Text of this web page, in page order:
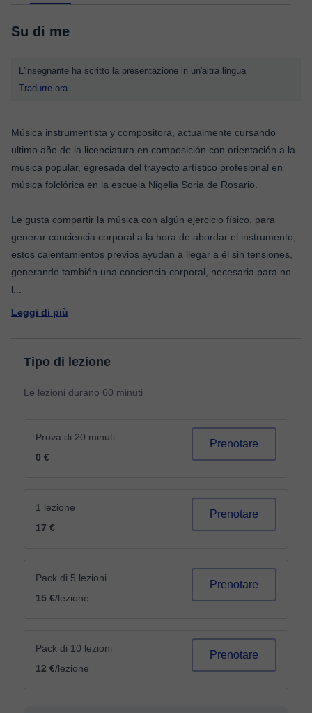
Su di me
L'insegnante ha scritto la presentazione in un'altra lingua
Tradurre ora
Música instrumentista y compositora, actualmente cursando
ultimo año de la licenciatura en composición con orientación a la
música popular, egresada del trayecto artístico profesional en
música folclórica en la escuela Nigelia Soria de Rosario.
Le gusta compartir la música con algún ejercicio físico, para
generar conciencia corporal a la hora de abordar el instrumento,
estos calentamientos previos ayudan a llegar a él sin tensiones,
generando también una conciencia corporal, necesaria para no
l
Leggi di più
Tipo di lezione
Le lezioni durano 60 minuti
Prova di 20 minuti
0 €
Prenotare
1 lezione
17 €
Prenotare
Pack di 5 lezioni
15 €/lezione
Prenotare
Pack di 10 lezioni
12 €/lezione
Prenotare